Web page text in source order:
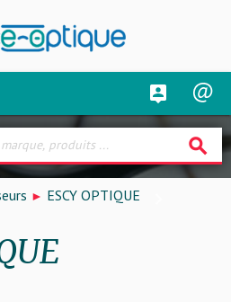
search
ESCY OPTIQUE